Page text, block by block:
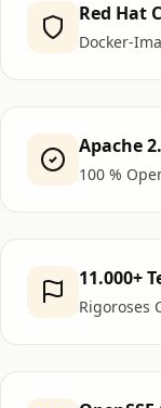
Red Hat
Docker-
Apache
100 %
11.000+
Rigoroses